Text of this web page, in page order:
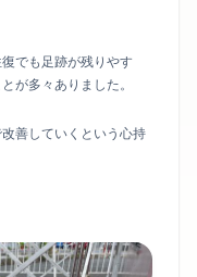
でも足跡が残りやす
が多々ありました。
善していくという心持